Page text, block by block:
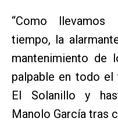
“Como llevamos
tiempo, la
mantenimiento de
palpable en todo el
El Solanillo y
Manolo García tras